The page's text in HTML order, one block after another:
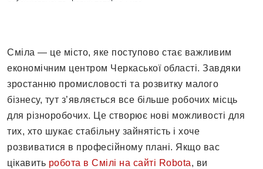
Сміла — це місто, яке поступово стає важливим
економічним центром Черкаської області. Завдяки
зростанню промисловості та розвитку малого
бізнесу, тут з’являється все більше робочих місць
для різноробочих. Це створює нові можливості для
тих, хто шукає стабільну зайнятість і хоче
розвиватися в професійному плані. Якщо вас
цікавить робота в Смілі на сайті Robota, ви